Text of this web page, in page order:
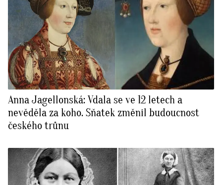
Anna Jagellonská: Vdala se ve 12 letech a
nevěděla za koho. Sňatek změnil budoucnost
českého trůnu